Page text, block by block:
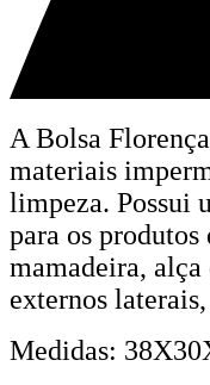
A Bolsa
materiais
limpeza. Possui
para os
mamadeira,
externos
Medidas: